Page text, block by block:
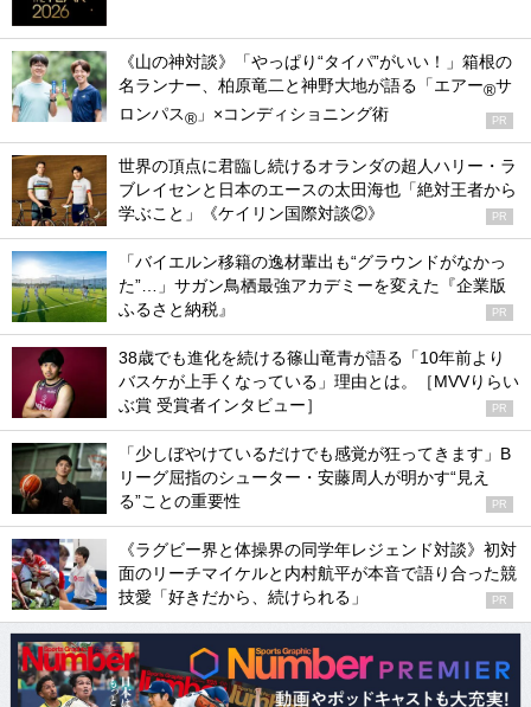
《山の神対談》「やっぱり“タイパ”がいい！」箱根の
名ランナー、柏原竜二と神野大地が語る「エアー®サ
ロンパス® 」×コンディショニング術 PR
世界の頂点に君臨し続けるオランダの超人ハリー・ラ
ブレイセンと日本のエースの太田海也「絶対王者から
学ぶこと」《ケイリン国際対談②》
PR
「バイエルン移籍の逸材輩出も“グラウンドがなかっ
た”…」サガン鳥栖最強アカデミーを変えた『企業版
ふるさと納税』
PR
38歳でも進化を続ける篠山竜青が語る「10年前より
バスケが上手くなっている」理由とは。［MVVりらい
ぶ賞 受賞者インタビュー］
PR
「少しぼやけているだけでも感覚が狂ってきます」B
リーグ屈指のシューター・安藤周人が明かす“見え
る”ことの重要性
PR
《ラグビー界と体操界の同学年レジェンド対談》初対
面のリーチマイケルと内村航平が本音で語り合った競
技愛「好きだから、続けられる」
PR